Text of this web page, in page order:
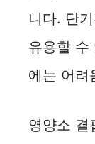
니다. 단
유용할 수
에는 어려
영양소 결